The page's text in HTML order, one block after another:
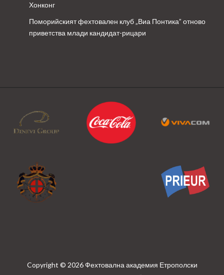
Хонконг
Поморийският фехтовален клуб „Виа Понтика” отново
приветства млади кандидат-рицари
Copyright © 2026 Фехтовална академия Етрополски